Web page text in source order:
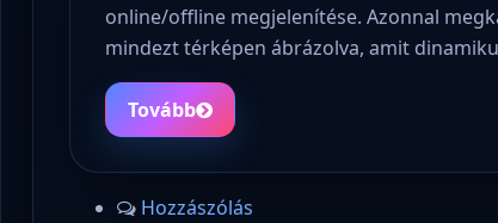
online/offline megjelenítése. Azonnal
mindezt térképen ábrázolva, amit
Tovább
Hozzászólás